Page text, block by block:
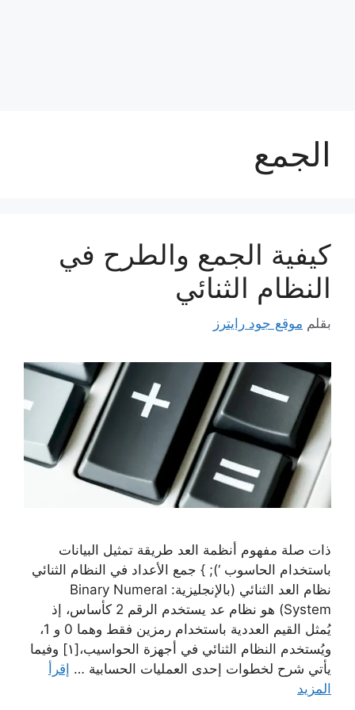
الجمع
كيفية الجمع والطرح في
النظام الثنائي
بقلم موقع جود رايترز
ذات صلة مفهوم أنظمة العد طريقة تمثيل البيانات
باستخدام الحاسوب ‘); } جمع الأعداد في النظام الثنائي
نظام العد الثنائي (بالإنجليزية: Binary Numeral
System) هو نظام عد يستخدم الرقم 2 كأساس، إذ
يُمثل القيم العددية باستخدام رمزين فقط وهما 0 و 1،
ويُستخدم النظام الثنائي في أجهزة الحواسيب،[١] وفيما
يأتي شرح لخطوات إحدى العمليات الحسابية … إقرأ
المزيد